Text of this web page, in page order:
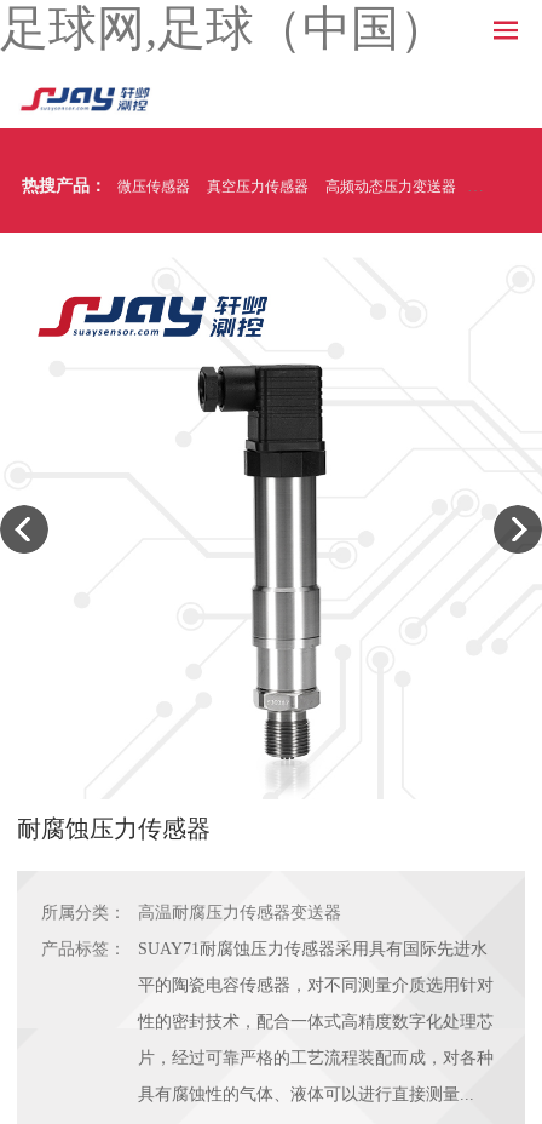
足球网,足球（中国）
热搜产品： 微压传感器 真空压力传感器 高频动态压力变送器 温压一体
耐腐蚀压力传感器
所属分类：
高温耐腐压力传感器变送器
产品标签：
SUAY71耐腐蚀压力传感器采用具有国际先进水
平的陶瓷电容传感器，对不同测量介质选用针对
性的密封技术，配合一体式高精度数字化处理芯
片，经过可靠严格的工艺流程装配而成，对各种
具有腐蚀性的气体、液体可以进行直接测量...